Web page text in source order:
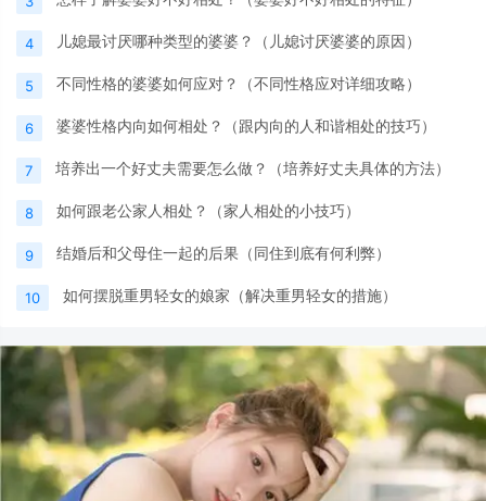
4 儿媳最讨厌哪种类型的婆婆？（儿媳讨厌婆婆的原因）
5 不同性格的婆婆如何应对？（不同性格应对详细攻略）
6 婆婆性格内向如何相处？（跟内向的人和谐相处的技巧）
7 培养出一个好丈夫需要怎么做？（培养好丈夫具体的方法）
8 如何跟老公家人相处？（家人相处的小技巧）
9 结婚后和父母住一起的后果（同住到底有何利弊）
10 如何摆脱重男轻女的娘家（解决重男轻女的措施）